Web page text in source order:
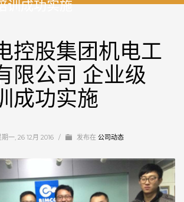
训成功实施
控股集团机电工
限公司 企业级
成功实施
期一, 26 12月 2016 / 发布在 公司动态